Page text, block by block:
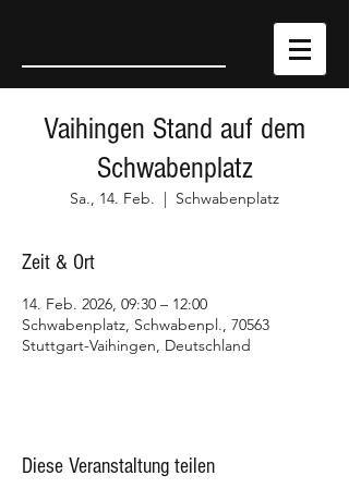
Vaihingen Stand auf dem
Schwabenplatz
Sa., 14. Feb.
  |
Schwabenplatz
Zeit & Ort
14. Feb. 2026, 09:30 – 12:00
Schwabenplatz, Schwabenpl., 70563
Stuttgart-Vaihingen, Deutschland
Diese Veranstaltung teilen